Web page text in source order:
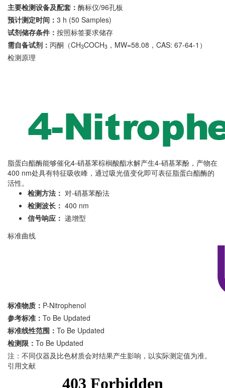
主要检测设备及配套： 酶标仪/96孔板
预计测定时间： 3 h (50 Samples)
试剂储存条件： 按照标签要求储存
需自备试剂： 丙酮（CH3COCH3 ，MW=58.08，CAS: 67-64-1）
检测原理
脂蛋白酯酶能够催化4-硝基苯棕榈酸酯水解产生4-硝基苯酚，产物在
400 nm处具有特征吸收峰，通过吸光值变化即可表征脂蛋白酯酶的
活性。
检测方法： 对-硝基苯酚法
检测波长： 400 nm
信号响应： 递增型
标准曲线
标准物质： P-Nitrophenol
参考标准： To Be Updated
标准线性范围： To Be Updated
检测限： To Be Updated
注：不同仪器及比色材质会对结果产生影响，以实际测定值为准。
引用文献